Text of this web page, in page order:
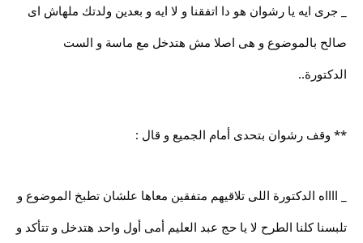
_ جرى ايه يا رشوان هو دا اتفقنا و لا ايه و بعدين ولدتك ملهاش اى
صالح بالموضوع و هى اصلا مش هتدخل مع ماسة و الست
الدكتورة..
** وقف رشوان بتحدى أمام الجميع و قال :
_ ااااه الدكتورة اللى تلاقيهم متفقين معاها علشان تطبخ الموضوع و
تلبسنا كلنا الطرح لا يا حج عبد العليم أمى أول واحد هتدخل و تتأكد و